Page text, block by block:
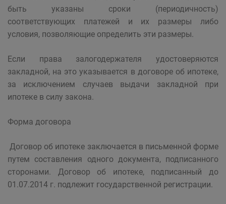
быть указаны сроки (периодичность)
соответствующих платежей и их размеры либо
условия, позволяющие определить эти размеры.
Если права залогодержателя удостоверяются
закладной, на это указывается в договоре об ипотеке,
за исключением случаев выдачи закладной при
ипотеке в силу закона.
Форма договора
Договор об ипотеке заключается в письменной форме
путем составления одного документа, подписанного
сторонами. Договор об ипотеке, подписанный до
01.07.2014 г. подлежит государственной регистрации.